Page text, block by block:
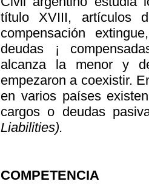
título XVIII, artículos
compensación
deudas ¡
alcanza la menor y
empezaron a coexistir.
en varios países
cargos o deudas
Liabilities).
COMPETENCIA